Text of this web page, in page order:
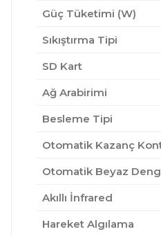
Güç Tüketimi (W)
Sıkıştırma Tipi
SD Kart
Ağ Arabirimi
Besleme Tipi
Otomatik Kazanç
Otomatik Beyaz
Akıllı İnfrared
Hareket Algılama